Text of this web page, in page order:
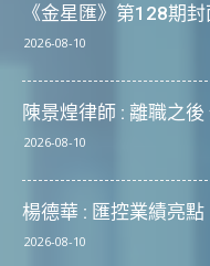
《金星匯》第128期
2026-08-10
陳景煌律師 : 離職之
2026-08-10
楊德華 : 匯控業績亮
2026-08-10